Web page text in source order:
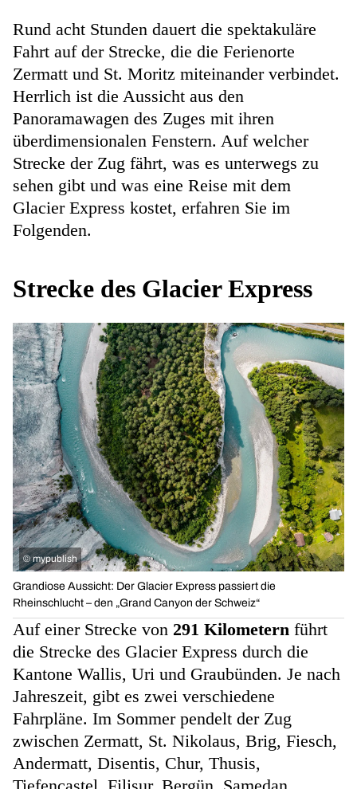
Rund acht Stunden dauert die spektakuläre
Fahrt auf der Strecke, die die Ferienorte
Zermatt und St. Moritz miteinander verbindet.
Herrlich ist die Aussicht aus den
Panoramawagen des Zuges mit ihren
überdimensionalen Fenstern. Auf welcher
Strecke der Zug fährt, was es unterwegs zu
sehen gibt und was eine Reise mit dem
Glacier Express kostet, erfahren Sie im
Folgenden.
Strecke des Glacier Express
© mypublish
Grandiose Aussicht: Der Glacier Express passiert die
Rheinschlucht – den „Grand Canyon der Schweiz“
Auf einer Strecke von 291 Kilometern führt
die Strecke des Glacier Express durch die
Kantone Wallis, Uri und Graubünden. Je nach
Jahreszeit, gibt es zwei verschiedene
Fahrpläne. Im Sommer pendelt der Zug
zwischen Zermatt, St. Nikolaus, Brig, Fiesch,
Andermatt, Disentis, Chur, Thusis,